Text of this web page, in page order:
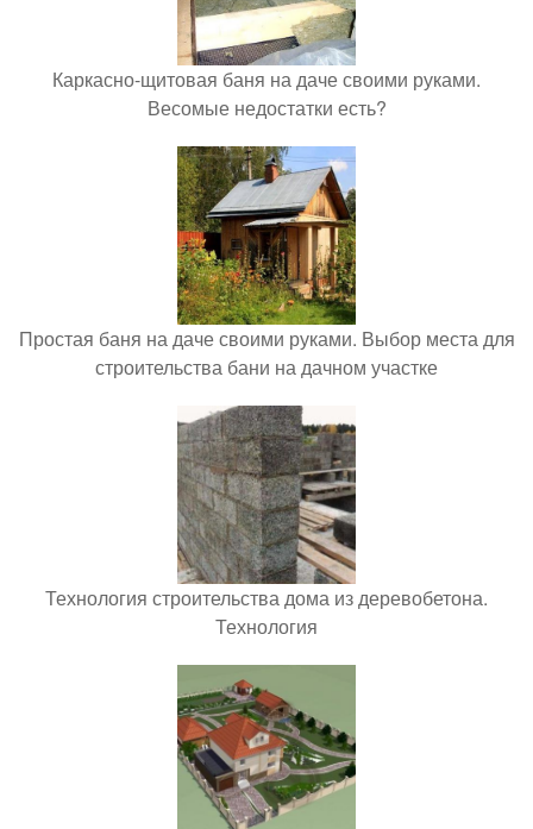
Каркасно-щитовая баня на даче своими руками.
Весомые недостатки есть?
Простая баня на даче своими руками. Выбор места для
строительства бани на дачном участке
Технология строительства дома из деревобетона.
Технология